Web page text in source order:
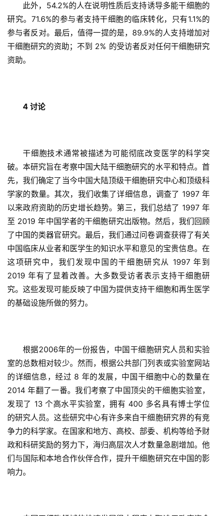
此外，54.2%的人在说明性质后支持诱导多能干细胞的
研究。71.6%的参与者支持干细胞的临床转化，只有1.1%的
参与者反对。最后，值得一提的是，89.9%的人支持增加对
干细胞研究的资助；不到 2% 的受访者反对任何干细胞研究
资助。
4 讨论
干细胞技术通常被描述为可能彻底改变医学的科学突
破。本研究旨在考察中国大陆干细胞研究的水平和特点。首
先，我们确定了当今中国大陆顶级干细胞研究中心和顶级科
学家的数量。其次，我们收集了详细信息，调查了 1997 年
以来政府资助的历史增长趋势。第三，我们总结了 1997 年
至 2019 年中国学者的干细胞研究出版物。然后，我们回顾
了中国的类器官研究。最后，我们通过问卷调查获得了有关
中国临床从业者和医学生的知识水平和意见的宝贵信息。在
这项研究中，我们发现中国的干细胞研究从 1997 年到
2019 年有了显着改善。大多数受访者表示支持干细胞研
究。这些发现可能反映了中国为提供支持干细胞和再生医学
的基础设施所做的努力。
根据2006年的一份报告，中国干细胞研究人员和实验
室的总数相对较少。然而，根据公共部门列表或实验室网站
的详细信息，经过 8 年的发展，中国干细胞中心的数量在
2014 年翻了一番。我们考察了中国顶尖的干细胞实验室，
发现了 13 个高水平实验室，拥有 400 多名具有博士学位
的研究人员。这些研究中心有许多来自干细胞研究界的有竞
争力的科学家。在国家和地方、高校、部委、机构等给予财
政和科研奖励的努力下，海归高层次人才数量急剧增加。他
们与国际和本地合作伙伴合作，提升干细胞研究在中国的影
响力。